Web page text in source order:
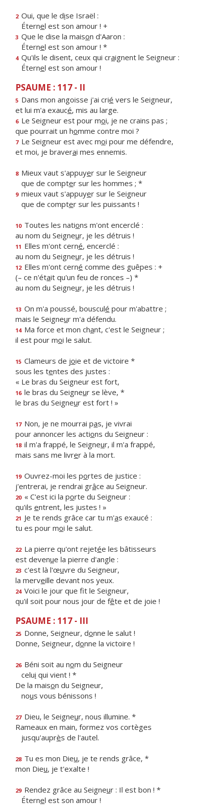
2 Oui, que le dise Israël :
Éternel est son amour ! +
3 Que le dise la maison d'Aaron :
Éternel est son amour ! *
4 Qu'ils le disent, ceux qui craignent le Seigneur :
Éternel est son amour !
PSAUME : 117 - II
5 Dans mon angoisse j'ai crié vers le Seigneur,
et lui m'a exaucé, mis au large.
6 Le Seigneur est pour moi, je ne crains pas ;
que pourrait un homme contre moi ?
7 Le Seigneur est avec moi pour me défendre,
et moi, je braverai mes ennemis.
8 Mieux vaut s'appuyer sur le Seigneur
que de compter sur les hommes ; *
9 mieux vaut s'appuyer sur le Seigneur
que de compter sur les puissants !
10 Toutes les nations m'ont encerclé :
au nom du Seigneur, je les détruis !
11 Elles m'ont cerné, encerclé :
au nom du Seigneur, je les détruis !
12 Elles m'ont cerné comme des guêpes : +
(– ce n'était qu'un feu de ronces –) *
au nom du Seigneur, je les détruis !
13 On m'a poussé, bousculé pour m'abattre ;
mais le Seigneur m'a défendu.
14 Ma force et mon chant, c'est le Seigneur ;
il est pour moi le salut.
15 Clameurs de joie et de victoire *
sous les tentes des justes :
« Le bras du Seigneur est fort,
16 le bras du Seigneur se lève, *
le bras du Seigneur est fort ! »
17 Non, je ne mourrai pas, je vivrai
pour annoncer les actions du Seigneur :
18 il m'a frappé, le Seigneur, il m'a frappé,
mais sans me livrer à la mort.
19 Ouvrez-moi les portes de justice :
j'entrerai, je rendrai grâce au Seigneur.
20 « C'est ici la porte du Seigneur :
qu'ils entrent, les justes ! »
21 Je te rends grâce car tu m'as exaucé :
tu es pour moi le salut.
22 La pierre qu'ont rejetée les bâtisseurs
est devenue la pierre d'angle :
23 c'est là l'œuvre du Seigneur,
la merveille devant nos yeux.
24 Voici le jour que ft le Seigneur,
qu'il soit pour nous jour de fête et de joie !
PSAUME : 117 - III
25 Donne, Seigneur, donne le salut !
Donne, Seigneur, donne la victoire !
26 Béni soit au nom du Seigneur
celui qui vient ! *
De la maison du Seigneur,
nous vous bénissons !
27 Dieu, le Seigneur, nous illumine. *
Rameaux en main, formez vos cortèges
jusqu'auprès de l'autel.
28 Tu es mon Dieu, je te rends grâce, *
mon Dieu, je t'exalte !
29 Rendez grâce au Seigneur : Il est bon ! *
Éternel est son amour !